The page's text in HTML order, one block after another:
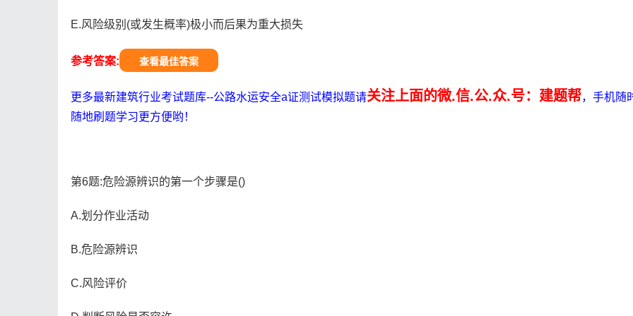
E.风险级别(或发生概率)极小而后果为重大损失
参考答案: 查看最佳答案
更多最新建筑行业考试题库--公路水运安全a证测试模拟题请关注上面的微.信.公.众.号：建题帮，手机随
随地刷题学习更方便哟！
第6题:危险源辨识的第一个步骤是()
A.划分作业活动
B.危险源辨识
C.风险评价